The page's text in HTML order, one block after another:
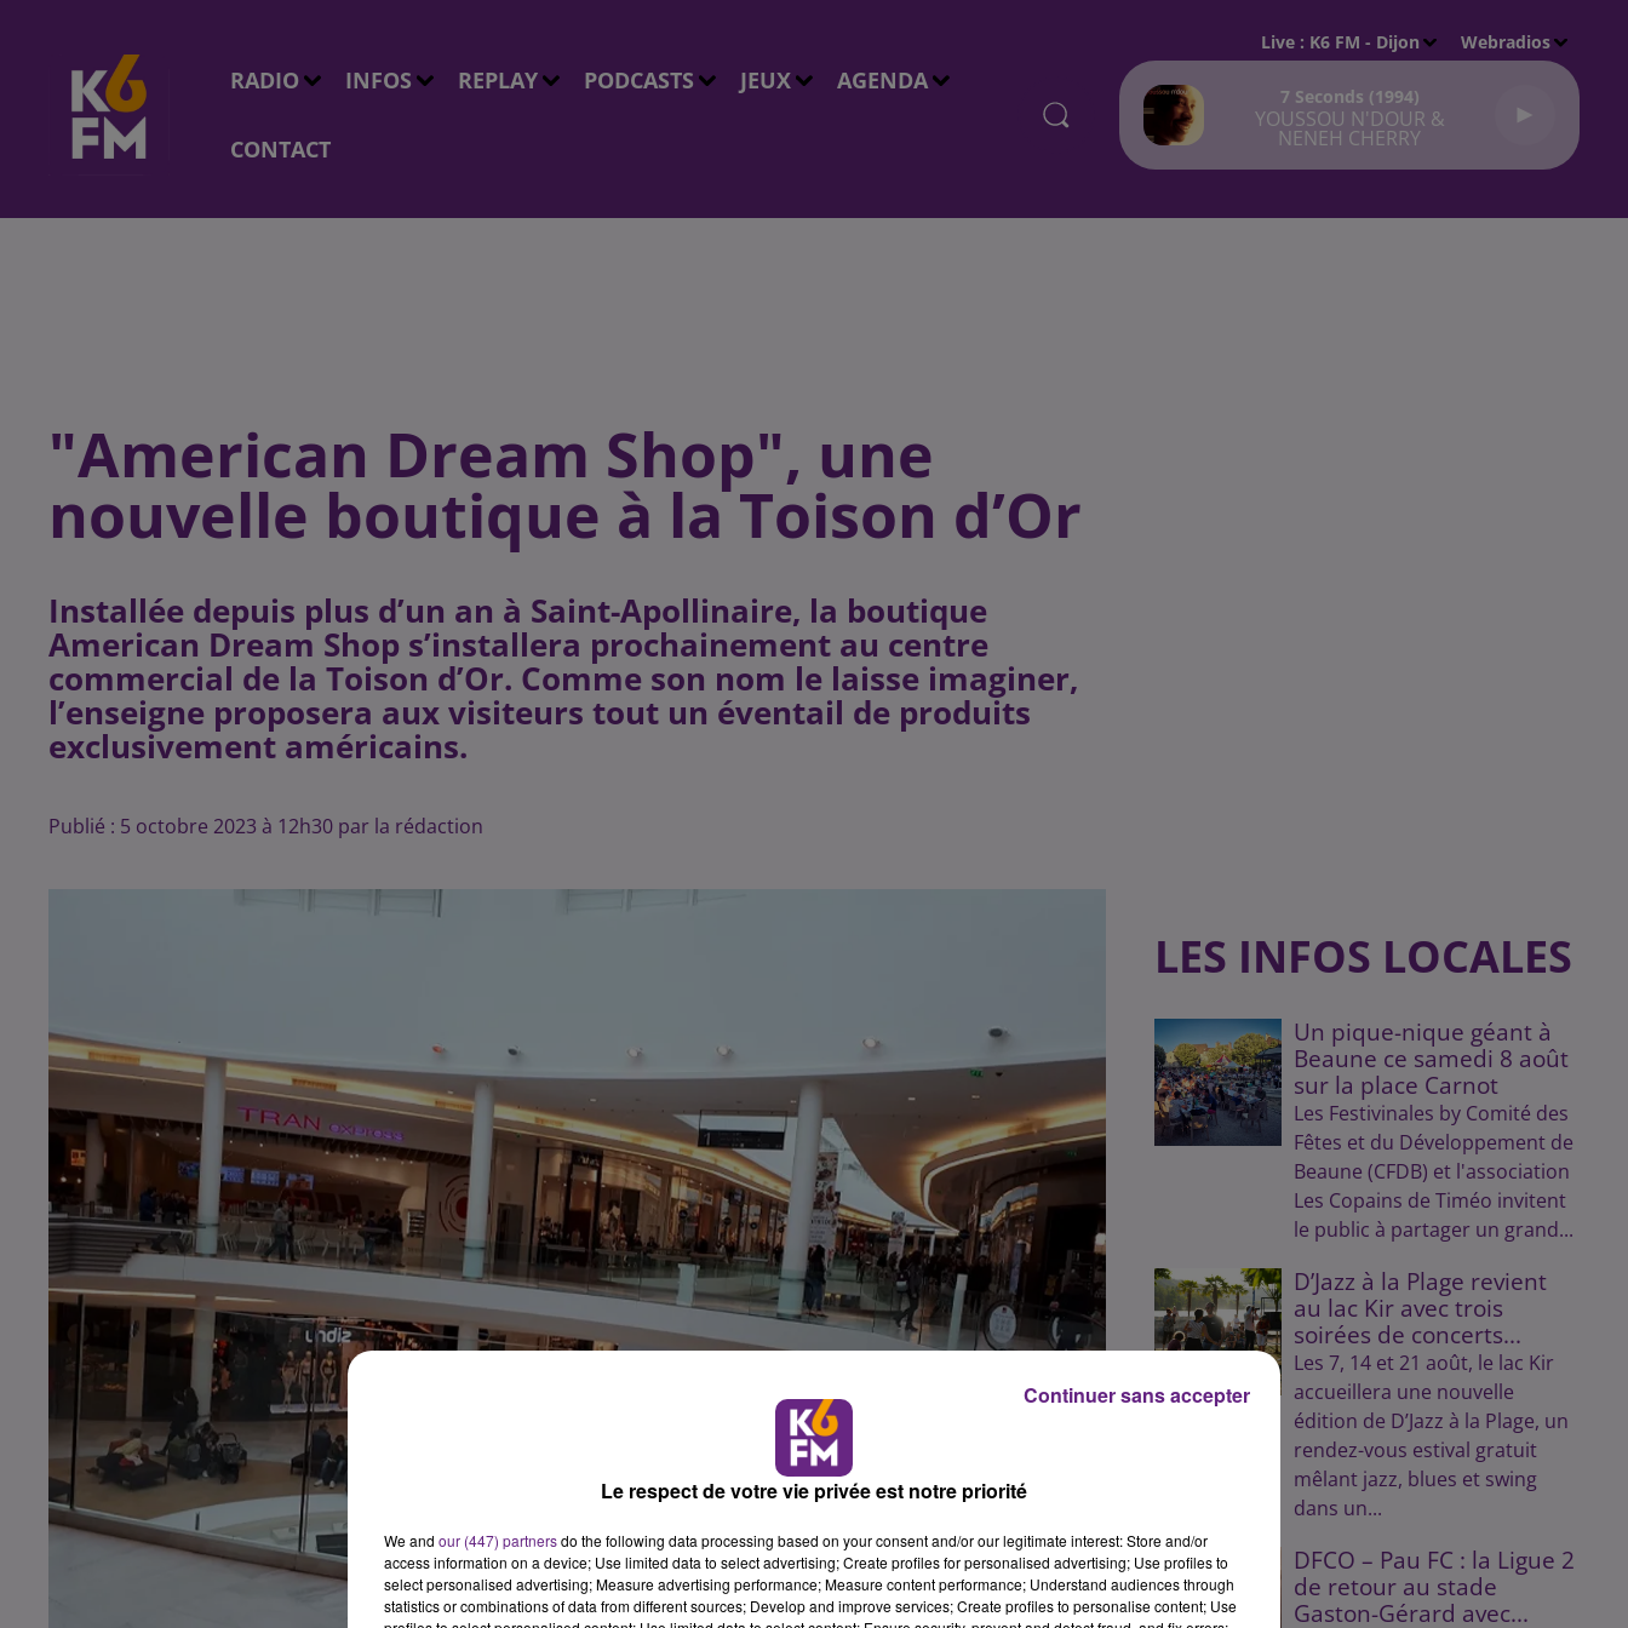
RADIO INFOS REPLAY PODCASTS JEUX AGENDA
CONTACT
Live : K6 FM - Dijon Webradios
7 Seconds (1994)
YOUSSOU N'DOUR &
NENEH CHERRY
"American Dream Shop", une
nouvelle boutique à la Toison d’Or
Installée depuis plus d’un an à Saint-Apollinaire, la boutique
American Dream Shop s’installera prochainement au centre
commercial de la Toison d’Or. Comme son nom le laisse imaginer,
l’enseigne proposera aux visiteurs tout un éventail de produits
exclusivement américains.
Publié : 5 octobre 2023 à 12h30 par la rédaction
LES INFOS LOCALES
Un pique-nique géant à
Beaune ce samedi 8 août
sur la place Carnot
Les Festivinales by Comité des
Fêtes et du Développement de
Beaune (CFDB) et l'association
Les Copains de Timéo invitent
le public à partager un grand...
D’Jazz à la Plage revient
au lac Kir avec trois
soirées de concerts...
Les 7, 14 et 21 août, le lac Kir
accueillera une nouvelle
édition de D’Jazz à la Plage, un
rendez-vous estival gratuit
mêlant jazz, blues et swing
dans un...
DFCO – Pau FC : la Ligue 2
de retour au stade
Gaston-Gérard avec...
Le respect de votre vie privée est notre priorité
We and our (447) partnersdo the following data processing based on your consent and/or our legitimate interest: Store and/or
access information on a device; Use limited data to select advertising; Create profiles for personalised advertising; Use profiles to
select personalised advertising; Measure advertising performance; Measure content performance; Understand audiences through
statistics or combinations of data from different sources; Develop and improve services; Create profiles to personalise content; Use
Continuer sans accepter